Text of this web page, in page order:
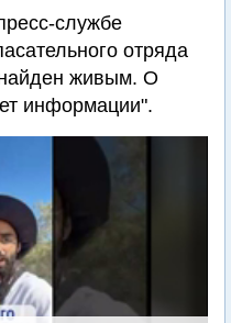
службе
отряда
живым. О
информации".